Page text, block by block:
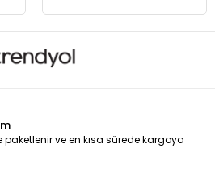
paketlenir ve en kısa sürede kargoya